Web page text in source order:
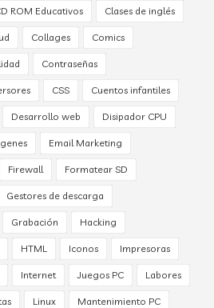
ROM Educativos Clases de inglés
Collages Comics
Contraseñas
CSS Cuentos infantiles
Desarrollo web Disipador CPU
Email Marketing
Firewall Formatear SD
Gestores de descarga
Grabación Hacking
HTML Iconos Impresoras
Internet Juegos PC Labores
Linux Mantenimiento PC